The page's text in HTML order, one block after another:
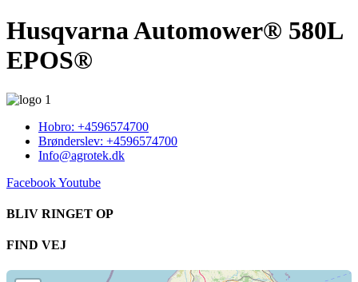
Husqvarna Automower® 580L
EPOS®
Hobro: +4596574700
Brønderslev: +4596574700
Info@agrotek.dk
FacebookYoutube
BLIV RINGET OP​
FIND VEJ​